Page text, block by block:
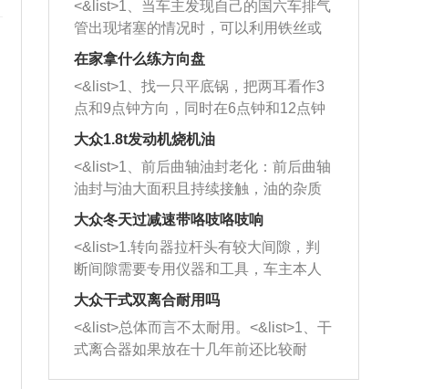
<&list>1、当车主发现自己的国六车排气
管出现堵塞的情况时，可以利用铁丝或
者是细棍，直接将杂物给取出来，如果
堵塞情况比较严重，也可以采取应急措
施。 <&list>2、直接利用木棍将所有的
杂物推到排气管里面的位置处，然后将
三元催化器拆解开，就可以将堵塞的东
西取出来。但如果是因为积碳过多引起
的堵塞，就需要将三元催化器泡在草酸
洗剂对堵塞的情况得到解决，将清洗剂
放在燃油箱中，与燃油混合后，车辆启
动时，就可以和汽油一起进入到燃烧
室，最后形成废气排出，就可以让三元
催化器得到清洗，排气管堵塞的情况就
能够得到解决。
在家拿什么练方向盘
<&list>1、找一只平底锅，把两耳看作3
点和9点钟方向，同时在6点钟和12点钟
方向做一个标记。 <&list>2、双手握住
一圈半的练习，往右同样也要打相同的
圈数。 <&list>3、最后强调要反复练
习，这样就可以形成肌肉记忆，在真实
驾驶车辆时，不需要记忆也能打好方
向。
大众1.8t发动机烧机油
<&list>1、前后曲轴油封老化：前后曲轴
油封与油大面积且持续接触，油的杂质
和发动机内持续温度变化使其密封效果
逐渐减弱，导致渗油或漏油。<&list>2、
活塞间隙过大：积碳会使活塞环与缸体
的间隙扩大，导致机油流入燃烧室中，
造成烧机油。<&list>3、机油粘度。使用
机油粘度过小的话，同样会有烧机油现
象，机油粘度过小具有很好的流动性，
大众冬天过减速带咯吱咯吱响
<&list>1.转向器拉杆头有较大间隙，判
断间隙需要专用仪器和工具，车主本人
无法制作，需要将车辆送到修理厂或4s
店；<&list>2.车辆半轴套管防尘罩破
裂，破裂后会出现漏油现象，使半轴磨
损严重，磨损的半轴容易损坏，产生异
响；<&list>3.稳定器的转向胶套和球头
大众干式双离合耐用吗
<&list>总体而言不太耐用。<&list>1、干
式离合器如果放在十几年前还比较耐